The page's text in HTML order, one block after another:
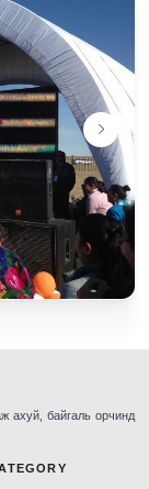
ахуй, байгаль орчинд